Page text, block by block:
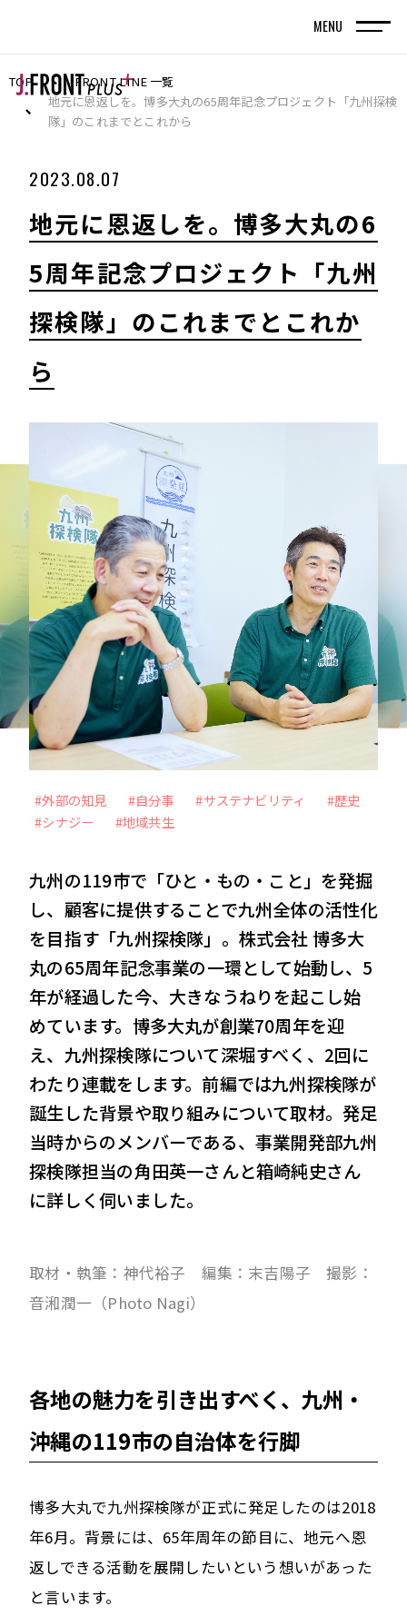
MENU
TOP トップページ
FRONT LINE
SPECIAL EDITION 特集記事
百貨店が街の新しい風景を編んでいく。神戸旧居
留地で体現する、共創型まちづくりの実践
力を最大化
未来をより良く、面白くするー 従業員のWillを
起点に、スタートアップ企業との共創を目指すC
VC
VIEW MORE
#メタバース #Web3時代 #DX
#外部の知見 #アナザーアドレス
#ファッション #サブスクリプション
#自分事 #サービス #新規事業
会社案内
IR情報
サステナビリティ
ニュース＆トピックス
採用情報
お問い合わせ
TOP
FRONT LINE 一覧
地元に恩返しを。博多大丸の65周年記念プロジェクト「九州探検
隊」のこれまでとこれから
2023.08.07
地元に恩返しを。博多大丸の6
5周年記念プロジェクト「九州
探検隊」のこれまでとこれか
ら
#外部の知見 #自分事 #サステナビリティ
#歴史
#シナジー
#地域共生
九州の119市で「ひと・もの・こと」を発掘
し、顧客に提供することで九州全体の活性化
を目指す「九州探検隊」。株式会社 博多大
丸の65周年記念事業の一環として始動し、5
年が経過した今、大きなうねりを起こし始
めています。博多大丸が創業70周年を迎
え、九州探検隊について深堀すべく、2回に
わたり連載をします。前編では九州探検隊が
誕生した背景や取り組みについて取材。発足
当時からのメンバーである、事業開発部九州
探検隊担当の角田英一さんと箱崎純史さん
に詳しく伺いました。
取材・執筆：神代裕子 編集：末吉陽子 撮影：
音𣷓潤一（Photo Nagi）
各地の魅力を引き出すべく、九州・
沖縄の119市の自治体を行脚
博多大丸で九州探検隊が正式に発足したのは2018
年6月。背景には、65年周年の節目に、地元へ恩
返しできる活動を展開したいという想いがあった
と言います。